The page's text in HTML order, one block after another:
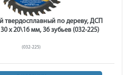
твердосплавный по дереву, ДСП
х 20\16 мм, 36 зубьев (032-225)
(032-225)